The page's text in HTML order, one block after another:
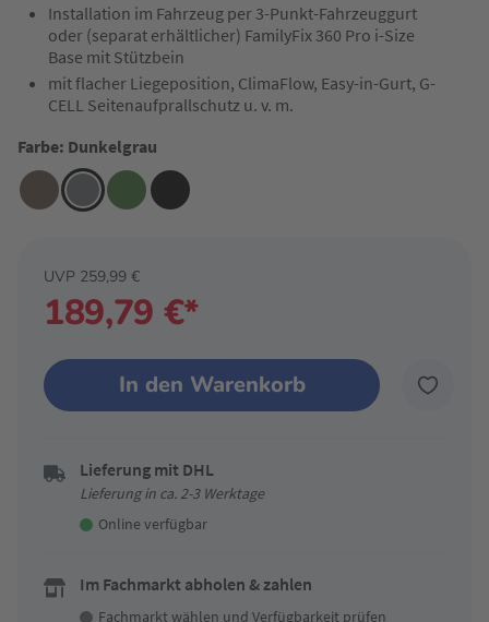
Installation im Fahrzeug per 3-Punkt-Fahrzeuggurt
oder (separat erhältlicher) FamilyFix 360 Pro i-Size
Base mit Stützbein
mit flacher Liegeposition, ClimaFlow, Easy-in-Gurt, G-
CELL Seitenaufprallschutz u. v. m.
Farbe: Dunkelgrau
189,79 €*
UVP 259,99 €
In den Warenkorb
Lieferung mit DHL
Lieferung in ca. 2-3 Werktage
Online verfügbar
Im Fachmarkt abholen & zahlen
Fachmarkt wählen und Verfügbarkeit prüfen